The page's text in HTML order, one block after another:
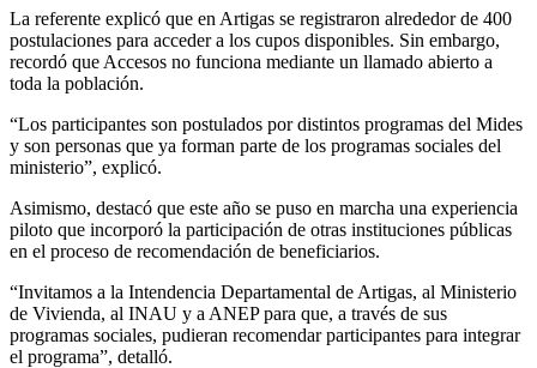
La referente explicó que en Artigas se registraron alrededor de 400
postulaciones para acceder a los cupos disponibles. Sin embargo,
recordó que Accesos no funciona mediante un llamado abierto a
toda la población.
“Los participantes son postulados por distintos programas del Mides
y son personas que ya forman parte de los programas sociales del
ministerio”, explicó.
Asimismo, destacó que este año se puso en marcha una experiencia
piloto que incorporó la participación de otras instituciones públicas
en el proceso de recomendación de beneficiarios.
“Invitamos a la Intendencia Departamental de Artigas, al Ministerio
de Vivienda, al INAU y a ANEP para que, a través de sus
programas sociales, pudieran recomendar participantes para integrar
el programa”, detalló.